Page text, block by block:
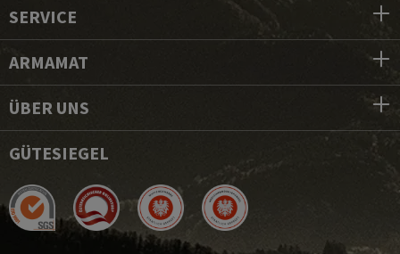
SERVICE
ARMAMAT
ÜBER UNS
GÜTESIEGEL